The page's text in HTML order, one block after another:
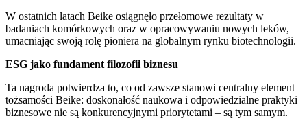
W ostatnich latach Beike osiągnęło przełomowe rezultaty w
badaniach komórkowych oraz w opracowywaniu nowych leków,
umacniając swoją rolę pioniera na globalnym rynku biotechnologii.
ESG jako fundament filozofii biznesu
Ta nagroda potwierdza to, co od zawsze stanowi centralny element
tożsamości Beike: doskonałość naukowa i odpowiedzialne praktyki
biznesowe nie są konkurencyjnymi priorytetami – są tym samym.